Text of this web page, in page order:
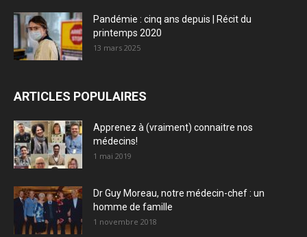
Pandémie : cinq ans depuis | Récit du
printemps 2020
13 mars 2025
ARTICLES POPULAIRES
Apprenez à (vraiment) connaitre nos
médecins!
1 mai 2019
Dr Guy Moreau, notre médecin-chef : un
homme de famille
1 novembre 2018